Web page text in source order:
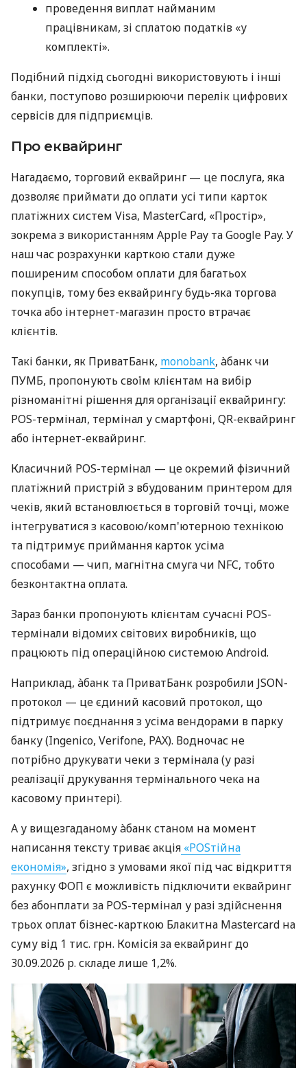
проведення виплат найманим
працівникам, зі сплатою податків «у
комплекті».
Подібний підхід сьогодні використовують і інші
банки, поступово розширюючи перелік цифрових
сервісів для підприємців.
Про еквайринг
Нагадаємо, торговий еквайринг — це послуга, яка
дозволяє приймати до оплати усі типи карток
платіжних систем Visa, MasterCard, «Простір»,
зокрема з використанням Apple Pay та Google Pay. У
наш час розрахунки карткою стали дуже
поширеним способом оплати для багатьох
покупців, тому без еквайрингу будь-яка торгова
точка або інтернет-магазин просто втрачає
клієнтів.
Такі банки, як ПриватБанк, monobank, àбанк чи
ПУМБ, пропонують своїм клієнтам на вибір
різноманітні рішення для організації еквайрингу:
POS-термінал, термінал у смартфоні, QR-еквайринг
або інтернет-еквайринг.
Класичний POS-термінал — це окремий фізичний
платіжний пристрій з вбудованим принтером для
чеків, який встановлюється в торговій точці, може
інтегруватися з касовою/комп'ютерною технікою
та підтримує приймання карток усіма
способами — чип, магнітна смуга чи NFC, тобто
безконтактна оплата.
Зараз банки пропонують клієнтам сучасні POS-
термінали відомих світових виробників, що
працюють під операційною системою Android.
Наприклад, àбанк та ПриватБанк розробили JSON-
протокол — це єдиний касовий протокол, що
підтримує поєднання з усіма вендорами в парку
банку (Ingenico, Verifone, PAX). Водночас не
потрібно друкувати чеки з термінала (у разі
реалізації друкування термінального чека на
касовому принтері).
А у вищезгаданому àбанк станом на момент
написання тексту триває акція «POSтійна
економія», згідно з умовами якої під час відкриття
рахунку ФОП є можливість підключити еквайринг
без абонплати за POS-термінал у разі здійснення
трьох оплат бізнес-карткою Блакитна Mastercard на
суму від 1 тис. грн. Комісія за еквайринг до
30.09.2026 р. складе лише 1,2%.